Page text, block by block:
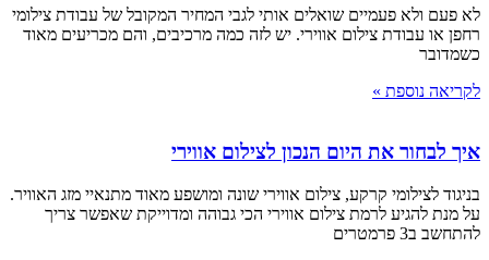
לא פעם ולא פעמיים שואלים אותי לגבי המחיר המקובל של עבודת צילומי
רחפן או עבודת צילום אווירי. יש לזה כמה מרכיבים, והם מכריעים מאוד
כשמדובר
לקריאה נוספת »
איך לבחור את היום הנכון לצילום אווירי
בניגוד לצילומי קרקע, צילום אווירי שונה ומושפע מאוד מתנאיי מזג האוויר.
על מנת להגיע לרמת צילום אווירי הכי גבוהה ומדוייקת שאפשר צריך
להתחשב ב3 פרמטרים